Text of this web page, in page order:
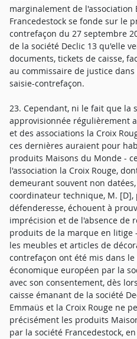
marginalement de l'association
Francedestock se fonde sur le
contrefaçon du 27 septembre
de la société Declic 13 qu'elle
documents, tickets de caisse,
au commissaire de justice
saisie-contrefaçon.
23. Cependant, ni le fait que la
approvisionnée régulièrement
et des associations la Croix
ces dernières auraient pour
produits Maisons du Monde -
l'association la Croix Rouge,
demeurant souvent non
coordinateur technique, M.
défenderesse, échouent à
imprécision et de l'absence de
produits de la marque en litige
les meubles et articles de
contrefaçon ont été mis dans
économique européen par la
avec son consentement, dès
caisse émanant de la société
Emmaüs et la Croix Rouge ne
précisément les produits
par la société Francedestock,